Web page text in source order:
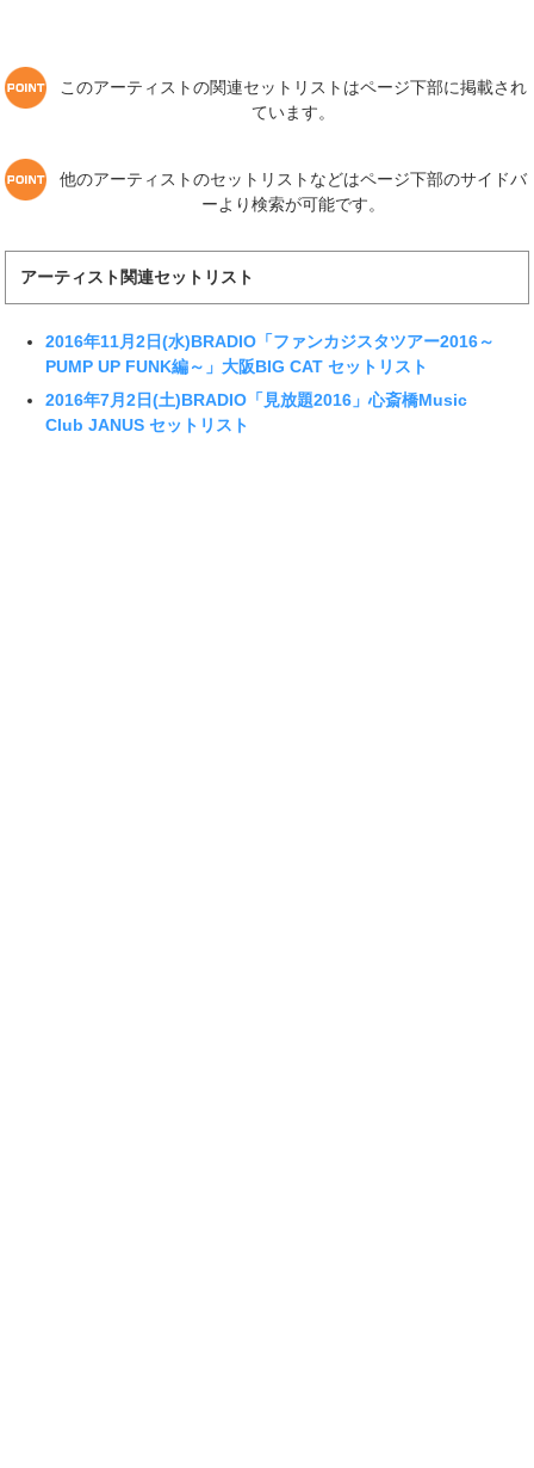
このアーティストの関連セットリストはページ下部に掲載され
ています。
他のアーティストのセットリストなどはページ下部のサイドバ
ーより検索が可能です。
アーティスト関連セットリスト
2016年11月2日(水)BRADIO「ファンカジスタツアー2016～
PUMP UP FUNK編～」大阪BIG CAT セットリスト
2016年7月2日(土)BRADIO「見放題2016」心斎橋Music
Club JANUS セットリスト